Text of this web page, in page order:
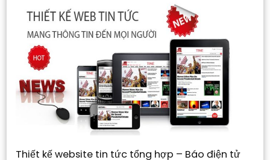
Thiết kế website tin tức tổng hợp – Báo điện tử